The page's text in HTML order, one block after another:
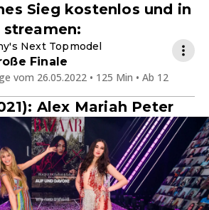
Sieg kostenlos und in
Next Topmodel
Finale
vom 26.05.2022 • 125 Min • Ab 12
Alex Mariah Peter